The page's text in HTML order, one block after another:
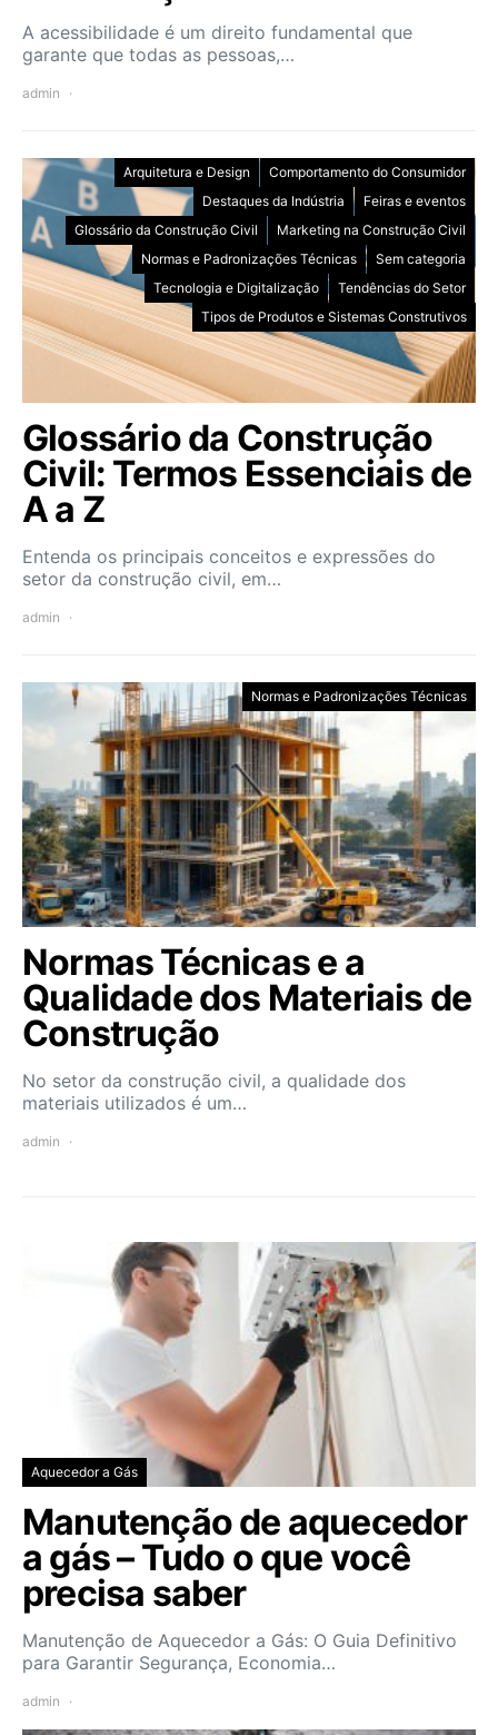
A acessibilidade é um direito fundamental que
garante que todas as pessoas,…
admin
Arquitetura e Design
Comportamento do Consumidor
Destaques da Indústria
Feiras e eventos
Glossário da Construção Civil
Marketing na Construção Civil
Normas e Padronizações Técnicas
Sem categoria
Tecnologia e Digitalização
Tendências do Setor
Tipos de Produtos e Sistemas Construtivos
Glossário da Construção
Civil: Termos Essenciais de
A a Z
Entenda os principais conceitos e expressões do
setor da construção civil, em…
admin
Normas e Padronizações Técnicas
Normas Técnicas e a
Qualidade dos Materiais de
Construção
No setor da construção civil, a qualidade dos
materiais utilizados é um…
admin
Aquecedor a Gás
Manutenção de aquecedor
a gás – Tudo o que você
precisa saber
Manutenção de Aquecedor a Gás: O Guia Definitivo
para Garantir Segurança, Economia…
admin